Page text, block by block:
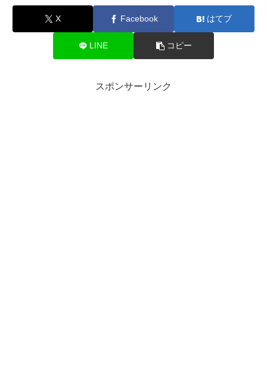
X Facebook はてブ
LINE コピー
スポンサーリンク